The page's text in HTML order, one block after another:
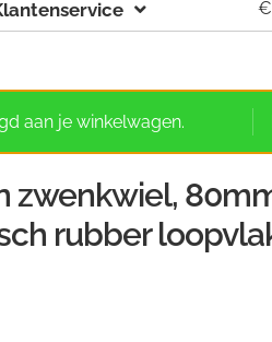
€
aan je winkelwagen.
zwenkwiel,
rubber